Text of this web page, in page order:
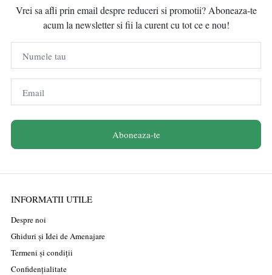
Vrei sa afli prin email despre reduceri si promotii? Aboneaza-te
acum la newsletter si fii la curent cu tot ce e nou!
Numele tau
Email
Aboneaza-te
INFORMATII UTILE
Despre noi
Ghiduri și Idei de Amenajare
Termeni și condiții
Confidențialitate